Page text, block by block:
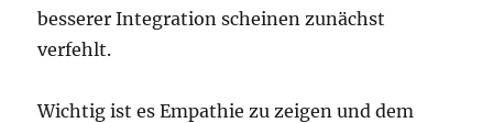
besserer Integration scheinen zunächst
verfehlt.
Wichtig ist es Empathie zu zeigen und dem